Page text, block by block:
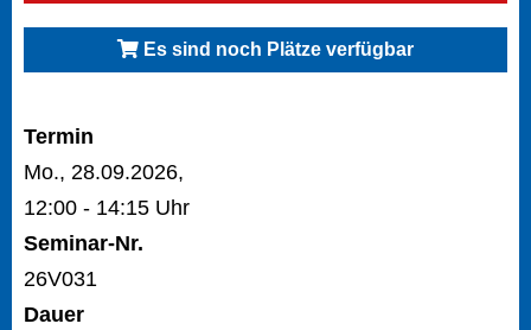
Es sind noch Plätze verfügbar
Termin
Mo., 28.09.2026,
12:00 - 14:15 Uhr
Seminar-Nr.
26V031
Dauer